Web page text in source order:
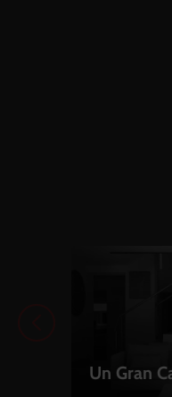
Un Gran
LEIHEN